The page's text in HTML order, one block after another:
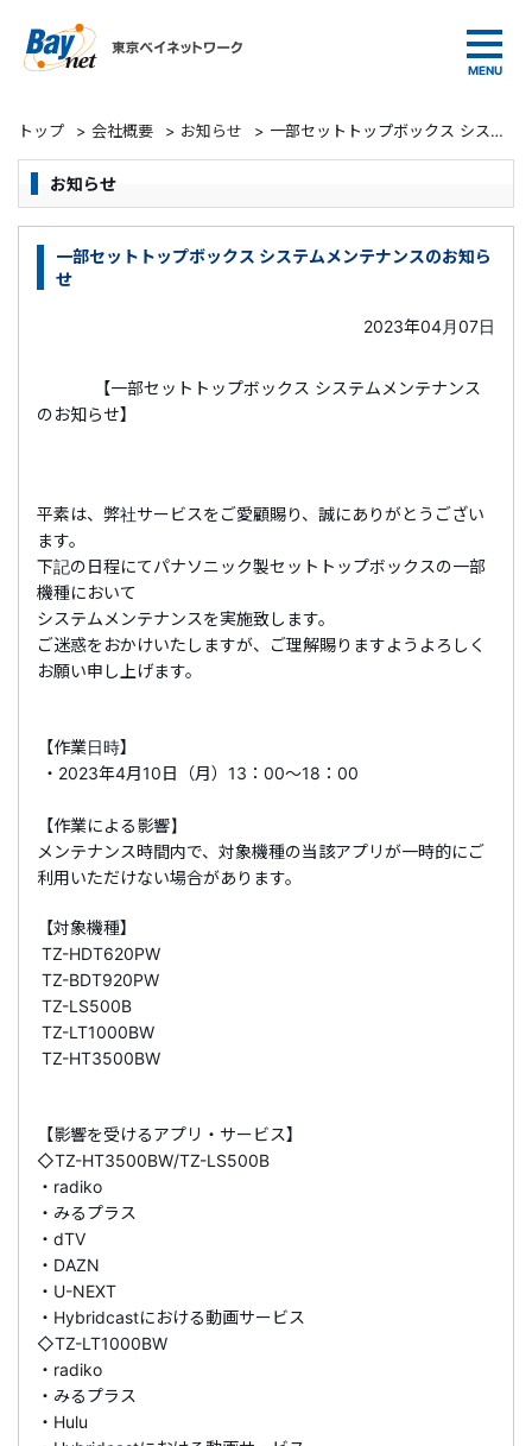
トップ > 会社概要 > お知らせ > 一部セットトップボックス システムメンテナンスのお知らせ
お知らせ
一部セットトップボックス システムメンテナンスのお知ら
せ
2023年04月07日
【一部セットトップボックス システムメンテナンス
のお知らせ】
平素は、弊社サービスをご愛顧賜り、誠にありがとうござい
ます。
下記の日程にてパナソニック製セットトップボックスの一部
機種において
システムメンテナンスを実施致します。
ご迷惑をおかけいたしますが、ご理解賜りますようよろしく
お願い申し上げます。
【作業日時】
・2023年4月10日（月）13：00～18：00
【作業による影響】
メンテナンス時間内で、対象機種の当該アプリが一時的にご
利用いただけない場合があります。
【対象機種】
TZ-HDT620PW
TZ-BDT920PW
TZ-LS500B
TZ-LT1000BW
TZ-HT3500BW
【影響を受けるアプリ・サービス】
◇TZ-HT3500BW/TZ-LS500B
・radiko
・みるプラス
・dTV
・DAZN
・U-NEXT
・Hybridcastにおける動画サービス
◇TZ-LT1000BW
・radiko
・みるプラス
・Hulu